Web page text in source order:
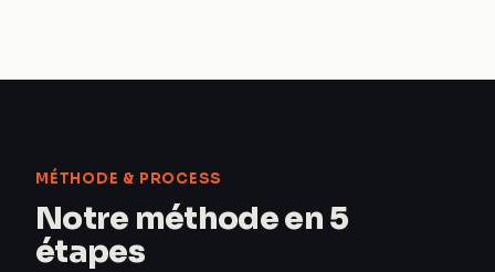
MÉTHODE & PROCESS
Notre méthode en 5
étapes